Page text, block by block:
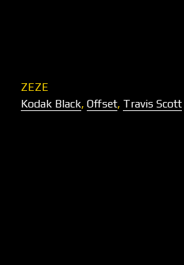
ZEZE
Kodak Black, Offset, Travis Scott